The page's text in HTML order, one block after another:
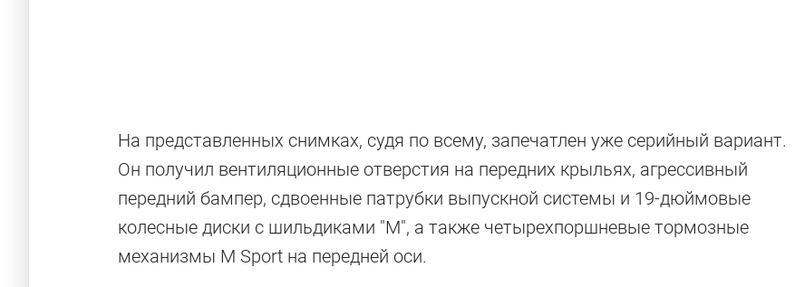
На представленных снимках, судя по всему, запечатлен уже серийный вариант.
Он получил вентиляционные отверстия на передних крыльях, агрессивный
передний бампер, сдвоенные патрубки выпускной системы и 19-дюймовые
колесные диски с шильдиками "М", а также четырехпоршневые тормозные
механизмы M Sport на передней оси.